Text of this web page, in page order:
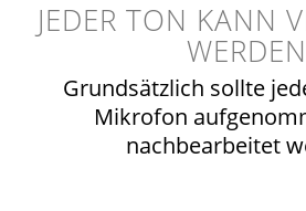
JEDER TON KANN
WERDEN
Grundsätzlich sollte
Mikrofon
nachbearbeitet